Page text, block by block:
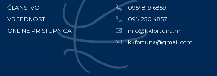
ČLANSTVO
VRIJEDNOSTI
ONLINE PRISTUPNICA
095/ 819 6859
091/ 250 4857
info@kkfortuna.hr
kkfortuna@gmail.com